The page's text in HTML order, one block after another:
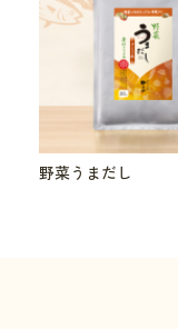
野菜うまだし